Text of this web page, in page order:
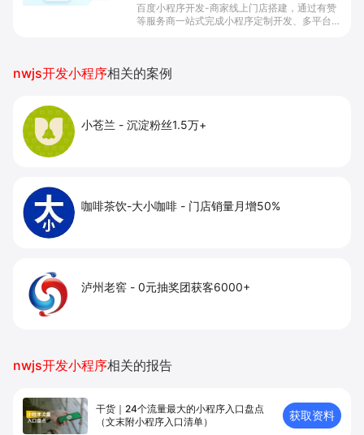
百度小程序开发-商家线上门店搭建，通过有赞
等服务商一站式完成小程序定制开发、多平台联
nwjs开发小程序相关的案例
小苍兰 - 沉淀粉丝1.5万+
咖啡茶饮-大小咖啡 - 门店销量月增50%
泸州老窖 - 0元抽奖团获客6000+
nwjs开发小程序相关的报告
干货｜24个流量最大的小程序入口盘点
（文末附小程序入口清单）
获取资料